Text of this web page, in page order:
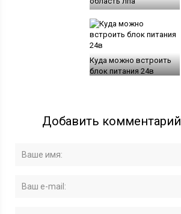
Куда можно встроить
блок питания 24в
Добавить комментарий